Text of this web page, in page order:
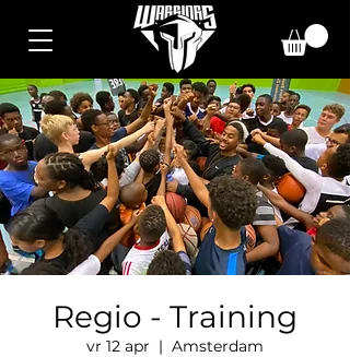
Regio - Training
vr 12 apr
  |
Amsterdam